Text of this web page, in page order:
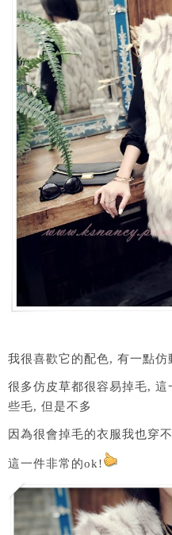
我很喜歡它的配色, 有一點仿
很多仿皮草都很容易掉毛,
些毛, 但是不多
因為很會掉毛的衣服我也穿
這一件非常的ok!